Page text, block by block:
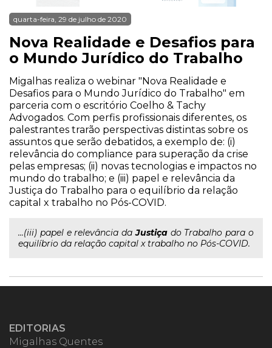
quarta-feira, 29 de julho de 2020
Nova Realidade e Desafios para
o Mundo Jurídico do Trabalho
Migalhas realiza o webinar "Nova Realidade e
Desafios para o Mundo Jurídico do Trabalho" em
parceria com o escritório Coelho & Tachy
Advogados. Com perfis profissionais diferentes, os
palestrantes trarão perspectivas distintas sobre os
assuntos que serão debatidos, a exemplo de: (i)
relevância do compliance para superação da crise
pelas empresas; (ii) novas tecnologias e impactos no
mundo do trabalho; e (iii) papel e relevância da
Justiça do Trabalho para o equilíbrio da relação
capital x trabalho no Pós-COVID.
...(iii) papel e relevância daJustiçado Trabalho para o
equilíbrio da relação capital x trabalho no Pós-COVID.
EDITORIAS
Migalhas Quentes